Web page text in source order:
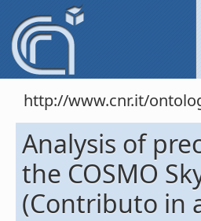
http://www.cnr.it/
Analysis of
the COSMO
(Contributo in